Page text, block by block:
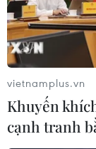
vietnamplus.vn
Khuyến
cạnh tranh